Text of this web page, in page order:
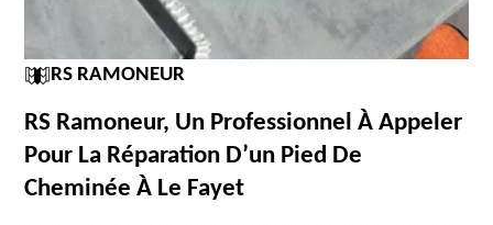
RS RAMONEUR
RS Ramoneur, Un Professionnel À Appeler
Pour La Réparation D’un Pied De
Cheminée À Le Fayet